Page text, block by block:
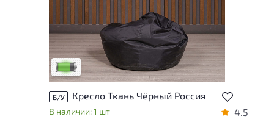
У товара присутствуют незначительные
следы эксплуатации, не влияющие на
удобство его использования
Низкая степень износа
Б/У Кресло Ткань Чёрный Россия
В наличии: 1 шт 4.5